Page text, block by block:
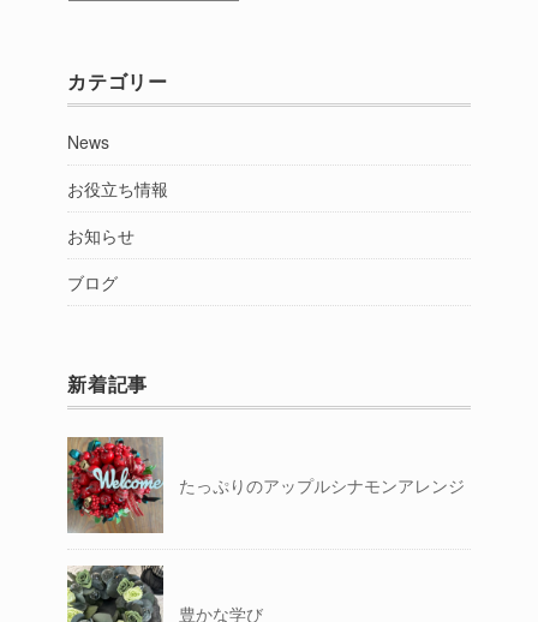
カテゴリー
News
お役立ち情報
お知らせ
ブログ
新着記事
たっぷりのアップルシナモンアレンジ
豊かな学び